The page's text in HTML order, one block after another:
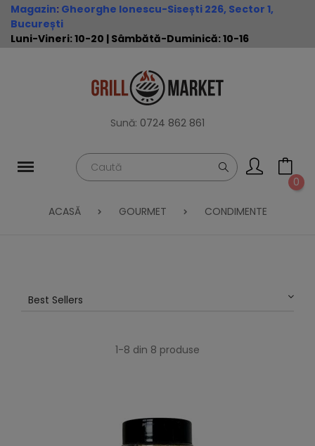
Magazin: Gheorghe Ionescu-Sisești 226, Sector 1,
București
Luni-Vineri: 10-20 | Sâmbătă-Duminică: 10-16
Sună: 0724 862 861
0
ACASĂ GOURMET CONDIMENTE
Best Sellers
1-8 din 8 produse